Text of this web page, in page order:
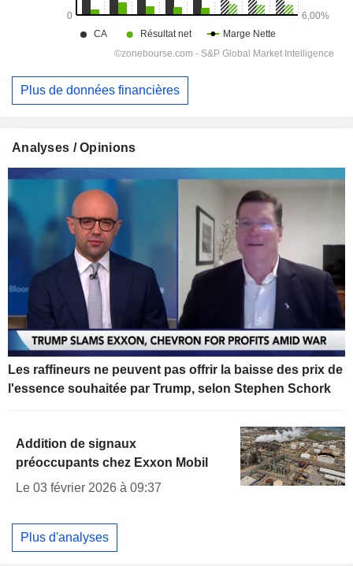
Plus de données financières
Analyses / Opinions
Les raffineurs ne peuvent pas offrir la baisse des prix de
l'essence souhaitée par Trump, selon Stephen Schork
Addition de signaux
préoccupants chez Exxon Mobil
Le 03 février 2026 à 09:37
Plus d'analyses